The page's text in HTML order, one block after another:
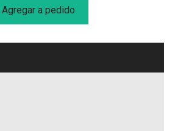
Agregar a pedido